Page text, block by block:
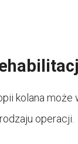
kolana
operacji.